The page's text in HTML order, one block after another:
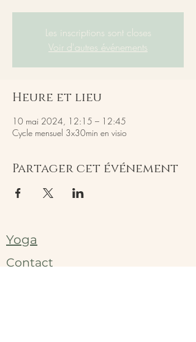
Les inscriptions sont closes
Voir d'autres événements
Heure et lieu
10 mai 2024, 12:15 – 12:45
Cycle mensuel 3x30min en visio
Partager cet événement
Yoga
Contact